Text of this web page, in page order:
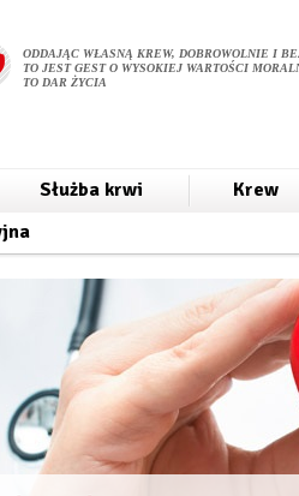
ODDAJĄC WŁASNĄ KREW, DOBROWOLNIE I
TO JEST GEST O WYSOKIEJ WARTOŚCI
TO DAR ŻYCIA
Służba krwi
Krew